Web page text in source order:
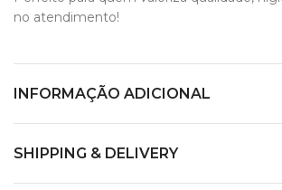
no atendimento!
INFORMAÇÃO ADICIONAL
SHIPPING & DELIVERY